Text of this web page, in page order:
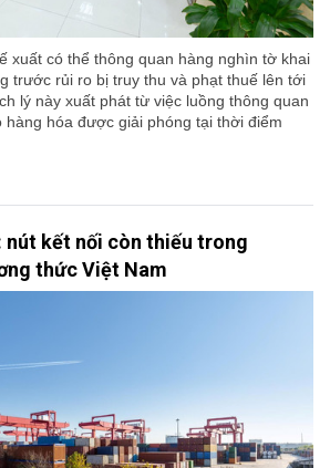
xuất có thể thông quan hàng nghìn tờ khai
trước rủi ro bị truy thu và phạt thuế lên tới
lý này xuất phát từ việc luồng thông quan
hàng hóa được giải phóng tại thời điểm
nút kết nối còn thiếu trong
thức Việt Nam